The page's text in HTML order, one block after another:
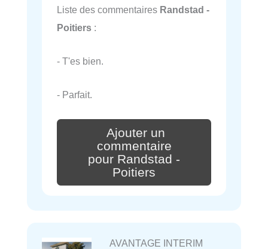
Liste des commentaires Randstad -
Poitiers :
- T'es bien.
- Parfait.
Ajouter un
commentaire
pour Randstad -
Poitiers
AVANTAGE INTERIM